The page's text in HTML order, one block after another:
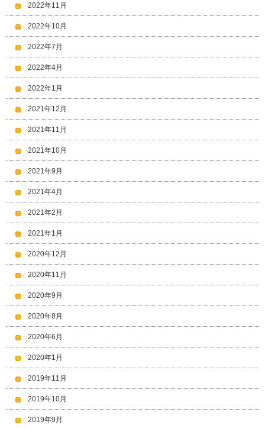
2022年11月
2022年10月
2022年7月
2022年4月
2022年1月
2021年12月
2021年11月
2021年10月
2021年9月
2021年4月
2021年2月
2021年1月
2020年12月
2020年11月
2020年9月
2020年8月
2020年6月
2020年1月
2019年11月
2019年10月
2019年9月